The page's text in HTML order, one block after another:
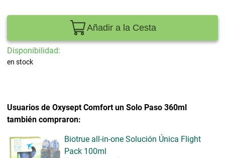
Añadir a la Cesta
Disponibilidad:
en stock
Usuarios de Oxysept Comfort un Solo Paso 360ml
también compraron:
Biotrue all-in-one Solución Única Flight
Pack 100ml